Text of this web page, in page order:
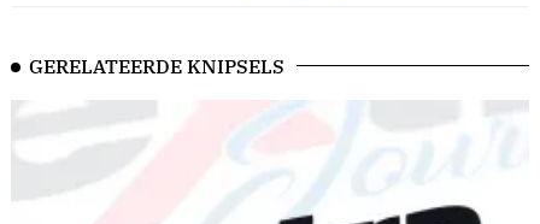
GERELATEERDE KNIPSELS